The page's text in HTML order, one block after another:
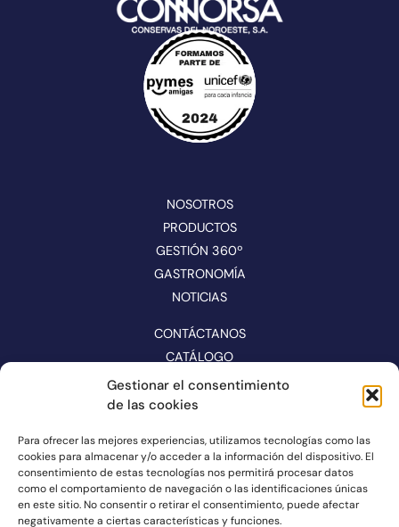
Gestionar el consentimiento
de las cookies
Para ofrecer las mejores experiencias, utilizamos tecnologías como las
cookies para almacenar y/o acceder a la información del dispositivo. El
consentimiento de estas tecnologías nos permitirá procesar datos
como el comportamiento de navegación o las identificaciones únicas
en este sitio. No consentir o retirar el consentimiento, puede afectar
negativamente a ciertas características y funciones.
NOSOTROS
PRODUCTOS
GESTIÓN 360º
GASTRONOMÍA
NOTICIAS
CONTÁCTANOS
CATÁLOGO
SÍGUENOS EN REDES